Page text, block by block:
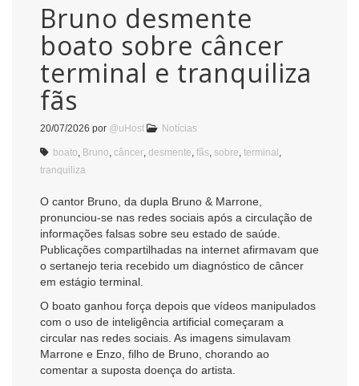
Bruno desmente
boato sobre câncer
terminal e tranquiliza
fãs
20/07/2026 por @uHost Notícias
boato, Bruno, câncer, desmente, fãs, sobre, terminal ,
tranquiliza
O cantor Bruno, da dupla Bruno & Marrone,
pronunciou-se nas redes sociais após a circulação de
informações falsas sobre seu estado de saúde.
Publicações compartilhadas na internet afirmavam que
o sertanejo teria recebido um diagnóstico de câncer
em estágio terminal.
O boato ganhou força depois que vídeos manipulados
com o uso de inteligência artificial começaram a
circular nas redes sociais. As imagens simulavam
Marrone e Enzo, filho de Bruno, chorando ao
comentar a suposta doença do artista.